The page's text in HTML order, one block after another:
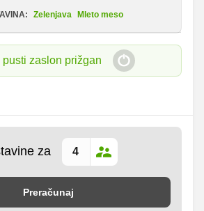
Zelenjava Mleto meso
pusti zaslon prižgan
za
Preračunaj